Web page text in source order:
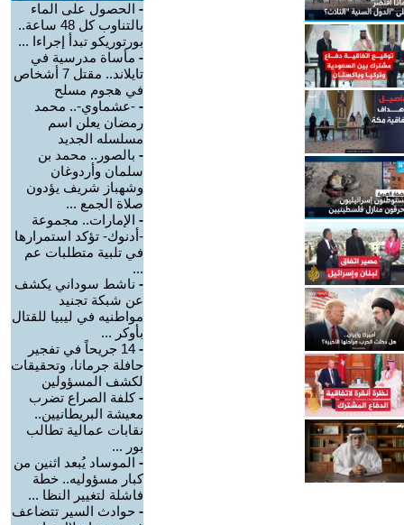
- الحصول على الماء
بالتناوب كل 48 ساعة..
بورتوريكو تبدأ إجراءا ...
- مأساة مدرسية في
تايلاند.. مقتل 7 أشخاص
في هجوم مسلح
- -عشماوي-.. محمد
رمضان يعلن اسم
مسلسله الجديد
- بالصور.. محمد بن
سلمان وأردوغان
وشهباز شريف يؤدون
صلاة الجمع ...
- الإمارات.. مجموعة
-أدنوك- تؤكد استمرارها
في تلبية متطلبات عم
...
- ناشط سوداني يكشف
عن شبكة تجنيد
مواطنيه في ليبيا للقتال
بأوكر ...
-
14 جريحاً في تفجير
حافلة جرمانا، وتحقيقات
لكشف المسؤولين
-كلفة الصراع تضرب
معيشة البريطانيين..
نقابات عمالية تطالب
بور ...
- الموساد يُبعد اثنين من
كبار مسؤوليه.. خطة
فاشلة لتغيير النظا ...
- حوادث السير تتضاعف